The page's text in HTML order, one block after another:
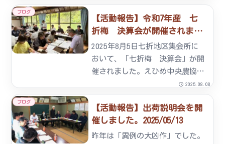
ブログ
【活動報告】令和7年産 七
折梅 決算会が開催されまし
た 2025/08/05
2025年8月5日七折地区集会所に
おいて、「七折梅 決算会」が開
催されました。えひめ中央農協様
および市場関係者ほか10名の来賓
を迎え、組合員とともに今年の梅
の出荷販売について協議をおこな
いました。今年は予想されていた
収穫量を大幅に上回り、結...
2025.08.08
ブログ
【活動報告】出荷説明会を開
催しました。2025/05/13
昨年は「異例の大凶作」でした。